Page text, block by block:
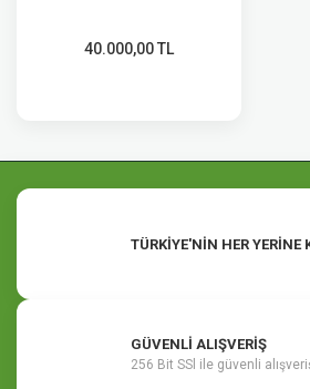
40.000,00 TL
TÜRKİYE'NİN HER YERİNE
GÜVENLİ ALIŞVERİŞ
256 Bit SSl ile güvenli